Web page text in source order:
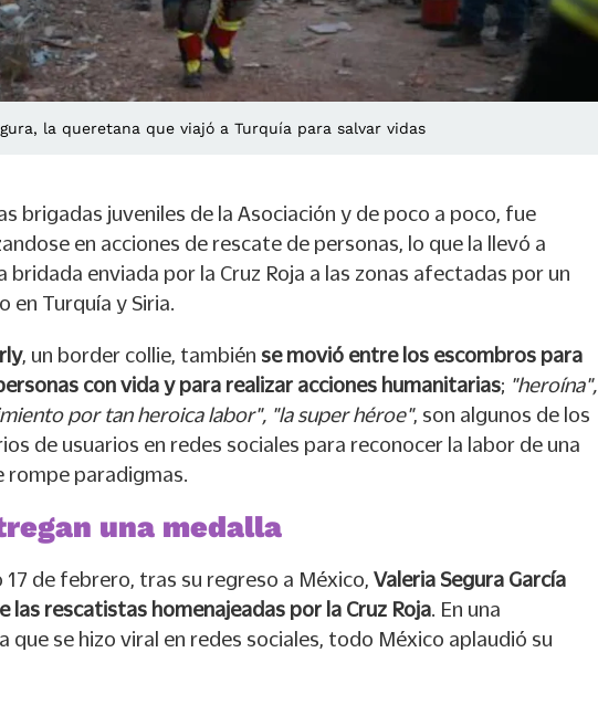
la queretana que viajó a Turquía para salvar vidas
brigadas juveniles de la Asociación y de poco a poco, fue
en acciones de rescate de personas, lo que la llevó a
bridada enviada por la Cruz Roja a las zonas afectadas por un
en Turquía y Siria.
, un border collie, también se movió entre los escombros para
con vida y para realizar acciones humanitarias; "heroína",
por tan heroica labor", "la super héroe", son algunos de los
de usuarios en redes sociales para reconocer la labor de una
rompe paradigmas.
una medalla
17 de febrero, tras su regreso a México, Valeria Segura García
las rescatistas homenajeadas por la Cruz Roja. En una
que se hizo viral en redes sociales, todo México aplaudió su